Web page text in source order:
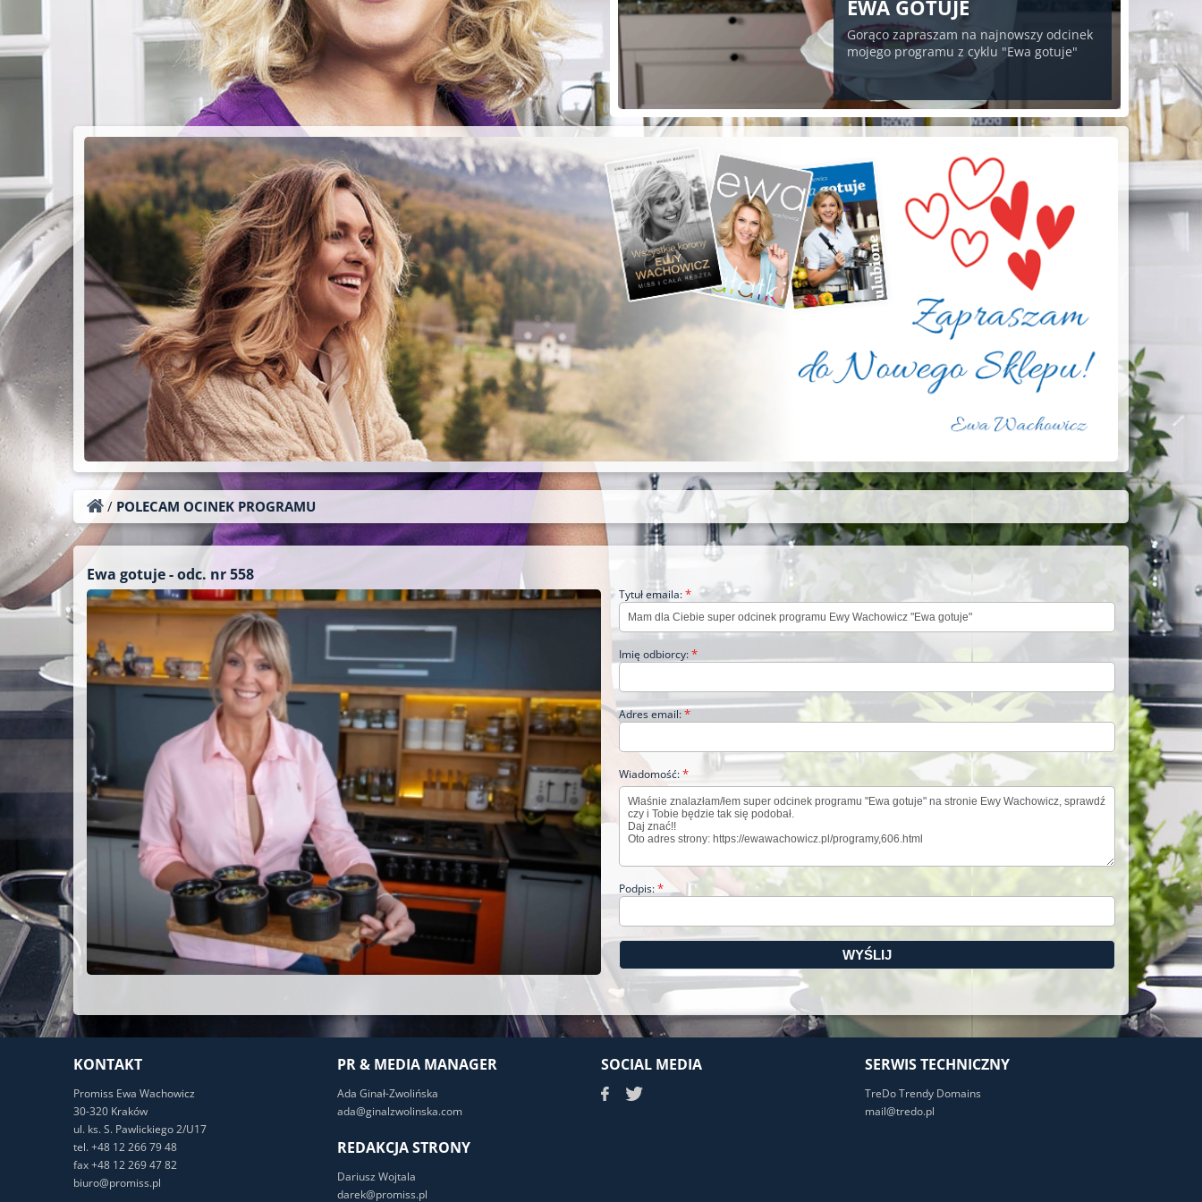
PIECZYSTE POD
CHMURKĄ!
Przepisy na grilla;-)
EWA GOTUJE
Gorąco zapraszam na najnowszy odcinek
mojego programu z cyklu "Ewa gotuje"
/ POLECAM OCINEK PROGRAMU
Ewa gotuje - odc. nr 558
Tytuł emaila:*
Imię odbiorcy:*
Adres email:*
Wiadomość:*
Podpis:*
KONTAKT
Promiss Ewa Wachowicz
30-320 Kraków
ul. ks. S. Pawlickiego 2/U17
tel. +48 12 266 79 48
fax +48 12 269 47 82
biuro@promiss.pl
PR & MEDIA MANAGER
Ada Ginał-Zwolińska
ada@ginalzwolinska.com
REDAKCJA STRONY
Dariusz Wojtala
darek@promiss.pl
SOCIAL MEDIA SERWIS TECHNICZNY
TreDo Trendy Domains
mail@tredo.pl